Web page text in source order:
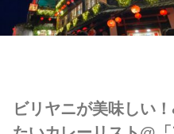
ビリヤニが美味しい